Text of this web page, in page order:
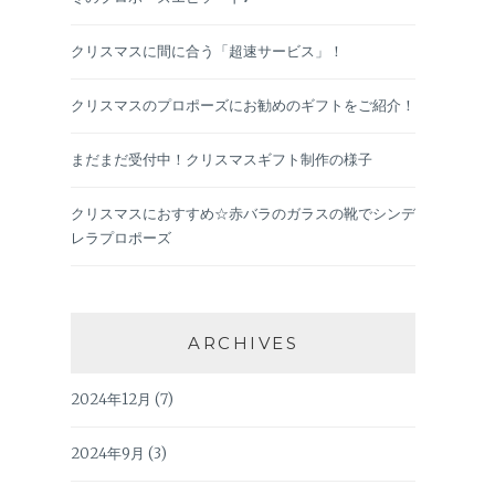
クリスマスに間に合う「超速サービス」！
クリスマスのプロポーズにお勧めのギフトをご紹介！
まだまだ受付中！クリスマスギフト制作の様子
クリスマスにおすすめ☆赤バラのガラスの靴でシンデ
レラプロポーズ
ARCHIVES
2024年12月 (7)
2024年9月 (3)